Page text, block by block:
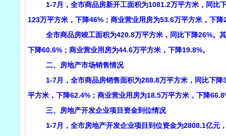
1-7月，全市商品房新开工面积为1081.2万平方米，同比下
123万平方米，下降46%；商业营业用房为53.6万平方米，下降
全市商品房竣工面积为420.8万平方米，同比下降26%。其
下降60.6%；商业营业用房为44.6万平方米，下降19.8%。
二、房地产市场销售情况
1-7月，全市商品房销售面积为288.8万平方米，同比下降
平方米，下降62.4%；商业营业用房为18.5万平方米，下降
三、房地产开发企业项目资金到位情况
1-7月，全市房地产开发企业项目到位资金为2808.1亿元，